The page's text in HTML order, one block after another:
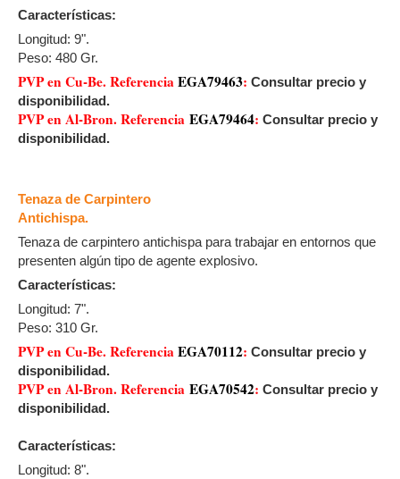
Características:
Longitud: 9".
Peso: 480 Gr.
PVP en Cu-Be. ReferenciaEGA79463: Consultar precio y
disponibilidad.
PVP en Al-Bron. Referencia EGA79464: Consultar precio y
disponibilidad.
Tenaza de Carpintero
Antichispa.
Tenaza de carpintero antichispa para trabajar en entornos que
presenten algún tipo de agente explosivo.
Características:
Longitud: 7".
Peso: 310 Gr.
PVP en Cu-Be. ReferenciaEGA70112: Consultar precio y
disponibilidad.
PVP en Al-Bron. Referencia EGA70542: Consultar precio y
disponibilidad.
Características:
Longitud: 8".